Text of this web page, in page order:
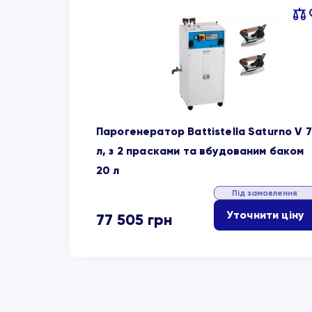
Парогенератор Battistella Saturno V 7
л, з 2 прасками та вбудованим баком
20 л
77 505 грн
Під замовлення
Уточнити ціну